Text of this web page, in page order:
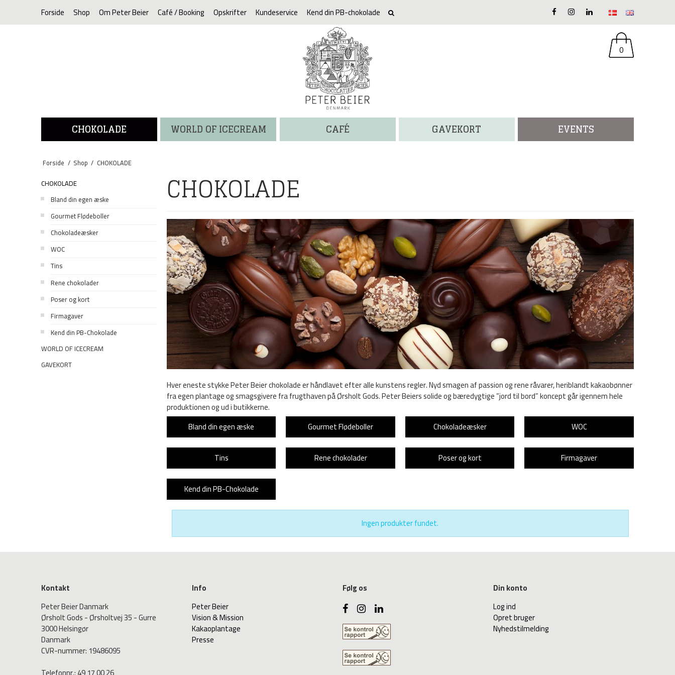
Forside Shop Om Peter Beier Café / Booking Opskrifter Kundeservice Kend din PB-chokolade
0
CHOKOLADE WORLD OF ICECREAM CAFÉ GAVEKORT EVENTS
Forside / Shop / CHOKOLADE
CHOKOLADE
Bland din egen æske
Gourmet Flødeboller
Chokoladeæsker
WOC
Tins
Rene chokolader
Poser og kort
Firmagaver
Kend din PB-Chokolade
WORLD OF ICECREAM
GAVEKORT
CHOKOLADE
Hver eneste stykke Peter Beier chokolade er håndlavet efter alle kunstens regler. Nyd smagen af passion og rene råvarer, heriblandt kakaobønner
fra egen plantage og smagsgivere fra frugthaven på Ørsholt Gods. Peter Beiers solide og bæredygtige ”jord til bord” koncept går igennem hele
produktionen og ud i butikkerne.
Bland din egen æske
Gourmet Flødeboller Chokoladeæsker WOC
Tins Rene chokolader Poser og kort Firmagaver
Kend din PB-Chokolade
Ingen produkter fundet.
Kontakt
Peter Beier Danmark
Ørsholt Gods - Ørsholtvej 35 - Gurre
3000 Helsingør
Danmark
CVR-nummer: 19486095
Info
Peter Beier
Vision & Mission
Kakaoplantage
Presse
Følg os
Din konto
Log ind
Opret bruger
Nyhedstilmelding